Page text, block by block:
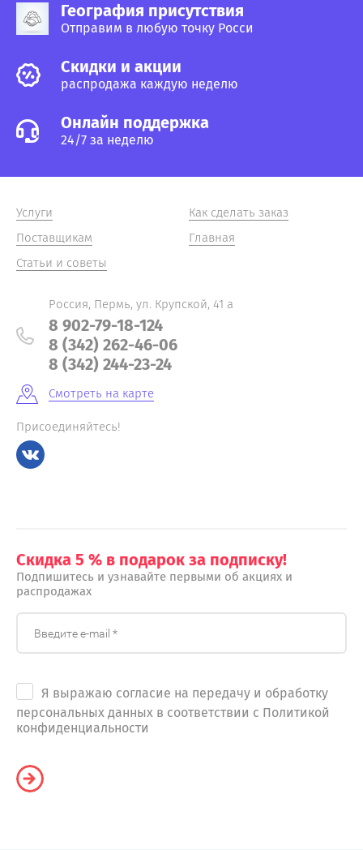
География присутствия
Отправим в любую точку Росси
Cкидки и акции
распродажа каждую неделю
Онлайн поддержка
24/7 за неделю
Услуги
Поставщикам
Статьи и советы
Как сделать заказ
Главная
Россия, Пермь, ул. Крупской, 41 а
8 902-79-18-124
8 (342) 262-46-06
8 (342) 244-23-24
Смотреть на карте
Присоединяйтесь!
Скидка 5 % в подарок за подписку!
Подпишитесь и узнавайте первыми об акциях и
распродажах
Я выражаю согласие на передачу и обработку
персональных данных в соответствии с Политикой
конфиденциальности